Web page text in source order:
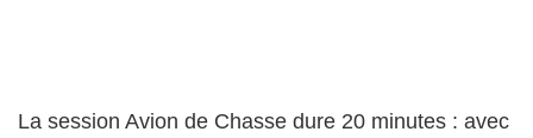
La session Avion de Chasse dure 20 minutes : avec